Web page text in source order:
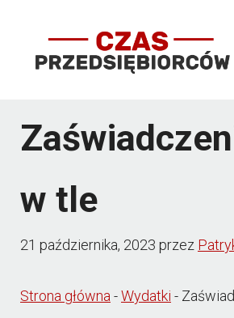
w tle
21 października, 2023 przez
Strona główna-Wydatki -